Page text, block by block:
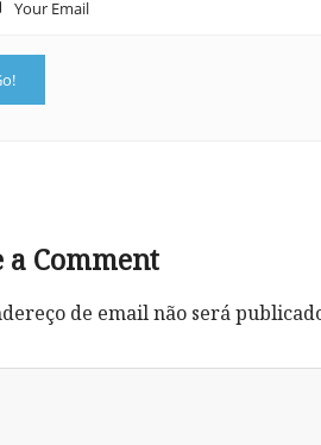
a Comment
de email não será